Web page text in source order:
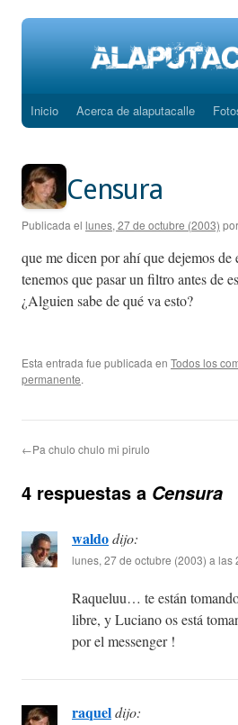
Saltar
contenido
Inicio Acerca de alaputacalle
Censura
Publicada el lunes, 27 de octubre (2003) por
que me dicen por ahí que dejemos de
tenemos que pasar un filtro antes de
¿Alguien sabe de qué va esto?
Esta entrada fue publicada en Todos los
permanente.
←Pa chulo chulo mi pirulo
4 respuestas a Censura
waldodijo:
lunes, 27 de octubre (2003) a las
Raqueluu… te están
libre, y Luciano os está
por el messenger !
raqueldijo: